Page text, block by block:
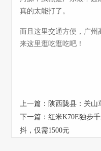
真的太能打了。
而且这里交通方便，广
来这里逛吃逛吃吧！
上一篇： 陕西陇县：关山
下一篇：红米K70E独步
抖，仅需1500元